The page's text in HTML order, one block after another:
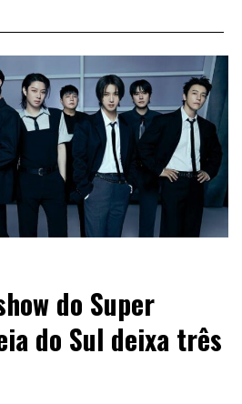
do Super
do Sul deixa três